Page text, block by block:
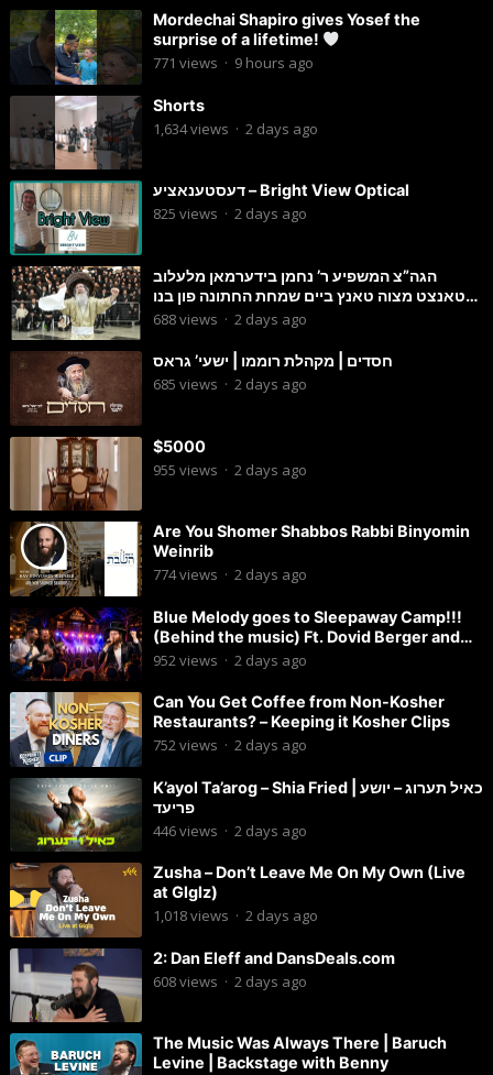
Mordechai Shapiro gives Yosef the
surprise of a lifetime!
771 views · 9 hours ago
Shorts
1,634views · 2 days ago
דעסטענאציע – Bright View Optical
825 views · 2 days ago
הגה”צ המשפיע ר’ נחמן בידערמאן מלעלוב
טאנצט מצוה טאנץ ביים שמחת החתונה פון בנו
החתן
688views · 2 days ago
חסדים | מקהלת רוממו | ישעי’ גראס
685 views · 2 days ago
$5000
955 views · 2 days ago
Are You Shomer Shabbos Rabbi Binyomin
Weinrib
774views · 2 days ago
Blue Melody goes to Sleepaway Camp!!!
(Behind the music) Ft. Dovid Berger and
Chaim Brown
952views · 2 days ago
Can You Get Coffee from Non-Kosher
Restaurants? – Keeping it Kosher Clips
752views · 2 days ago
K’ayol Ta’arog – Shia Fried | כאיל תערוג – יושע
פריעד
446views · 2 days ago
Zusha – Don’t Leave Me On My Own (Live
at Glglz)
1,018views · 2 days ago
2: Dan Eleff and DansDeals.com
608views · 2 days ago
The Music Was Always There | Baruch
Levine | Backstage with Benny